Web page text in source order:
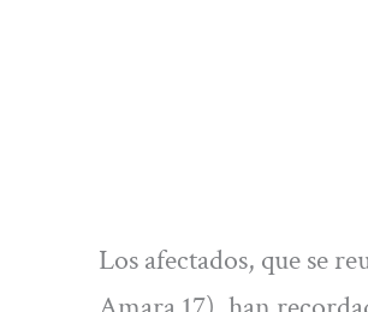
Los afectados, que se